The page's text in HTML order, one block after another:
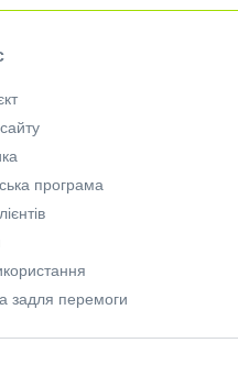
програма
задля перемоги